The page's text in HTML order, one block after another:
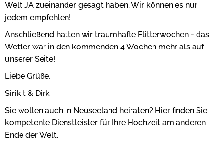
Welt JA zueinander gesagt haben. Wir können es nur
jedem empfehlen!
Anschließend hatten wir traumhafte Flitterwochen - das
Wetter war in den kommenden 4 Wochen mehr als auf
unserer Seite!
Liebe Grüße,
Sirikit & Dirk
Sie wollen auch in Neuseeland heiraten? Hier finden Sie
kompetente Dienstleister für Ihre Hochzeit am anderen
Ende der Welt.